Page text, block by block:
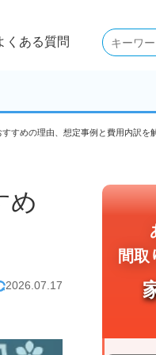
くある質問
すめの理由、想定事例と費用内訳を
め
2026.07.17
間取